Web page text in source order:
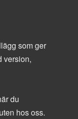
som ger
version,
du
hos oss.